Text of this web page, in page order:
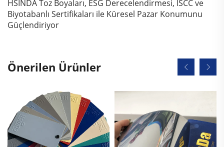
HSINDA Toz Boyaları, ESG Derecelendirmesi, ISCC ve
Biyotabanlı Sertifikaları ile Küresel Pazar Konumunu
Güçlendiriyor
Önerilen Ürünler